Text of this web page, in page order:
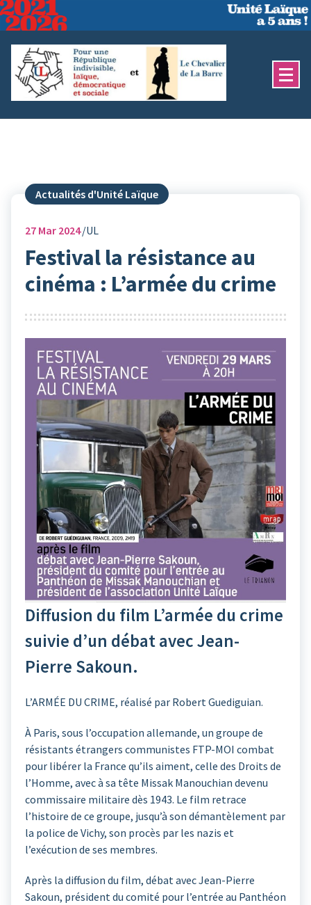
Aller
au
contenu
Actualités d'Unité Laïque
27 Mar 2024 UL
Festival la résistance au
cinéma : L’armée du crime
Diffusion du film L’armée du crime
suivie d’un débat avec Jean-
Pierre Sakoun.
L’ARMÉE DU CRIME, réalisé par Robert Guediguian.
À Paris, sous l’occupation allemande, un groupe de
résistants étrangers communistes FTP-MOI combat
pour libérer la France qu’ils aiment, celle des Droits de
l’Homme, avec à sa tête Missak Manouchian devenu
commissaire militaire dès 1943. Le film retrace
l’histoire de ce groupe, jusqu’à son démantèlement par
la police de Vichy, son procès par les nazis et
l’exécution de ses membres.
Après la diffusion du film, débat avec Jean-Pierre
Sakoun, président du comité pour l’entrée au Panthéon